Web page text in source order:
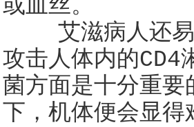
或血丝。
艾滋病人还易
攻击人体内的CD4
菌方面是十分重
下，机体便会显